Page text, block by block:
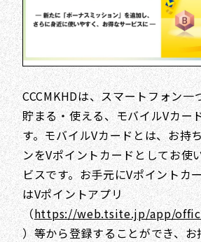
CCCMKHDは、スマートフォン一
貯まる・使える、モバイルVカー
す。モバイルVカードとは、お持
ンをVポイントカードとしてお使
ビスです。お手元にVポイントカ
はVポイントアプリ
（https://web.tsite.jp/app/
）等から登録することができ、